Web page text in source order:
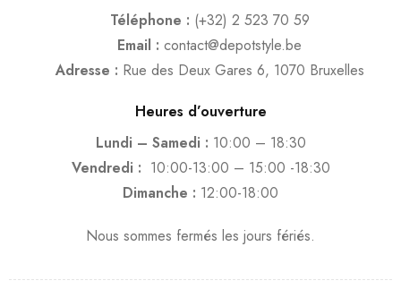
Téléphone : (+32) 2 523 70 59
Email : contact@depotstyle.be
Adresse : Rue des Deux Gares 6, 1070 Bruxelles
Heures d’ouverture
Lundi – Samedi : 10:00 – 18:30
Vendredi : 10:00-13:00 – 15:00 -18:30
Dimanche : 12:00-18:00
Nous sommes fermés les jours fériés.